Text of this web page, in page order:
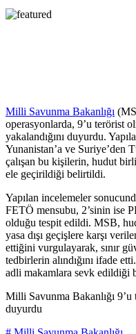
Milli Savunma Bakanlığı
operasyonlarda, 9’u terörist
yakalandığını duyurdu.
Yunanistan’a ve Suriye’den
çalışan bu kişilerin, hudut
ele geçirildiği belirtildi.
Yapılan incelemeler
FETÖ mensubu, 2’sinin ise
olduğu tespit edildi. MSB,
yasa dışı geçişlere karşı
ettiğini vurgulayarak, sınır
tedbirlerin alındığını ifade
adli makamlara sevk edildiği
Milli Savunma Bakanlığı 9’u
duyurdu